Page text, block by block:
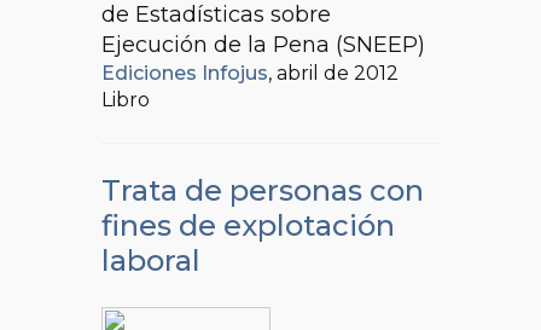
de Estadísticas sobre
Ejecución de la Pena (SNEEP)
Ediciones Infojus, abril de 2012
Libro
Trata de personas con
fines de explotación
laboral